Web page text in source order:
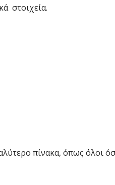
στοιχεία.
πίνακα, όπως όλοι